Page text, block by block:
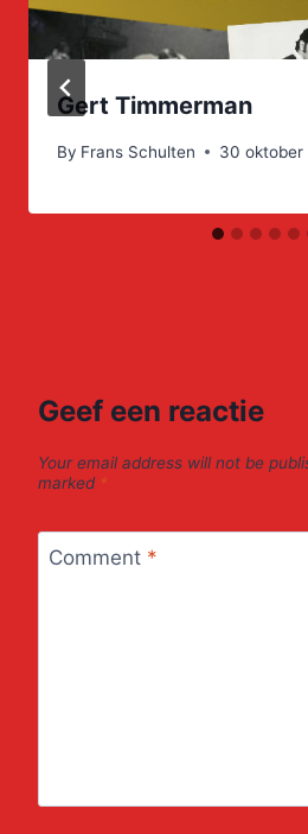
Gert Timmerman
By Frans Schulten 30 oktober
Geef een reactie
Your email address will not be
marked *
Comment *